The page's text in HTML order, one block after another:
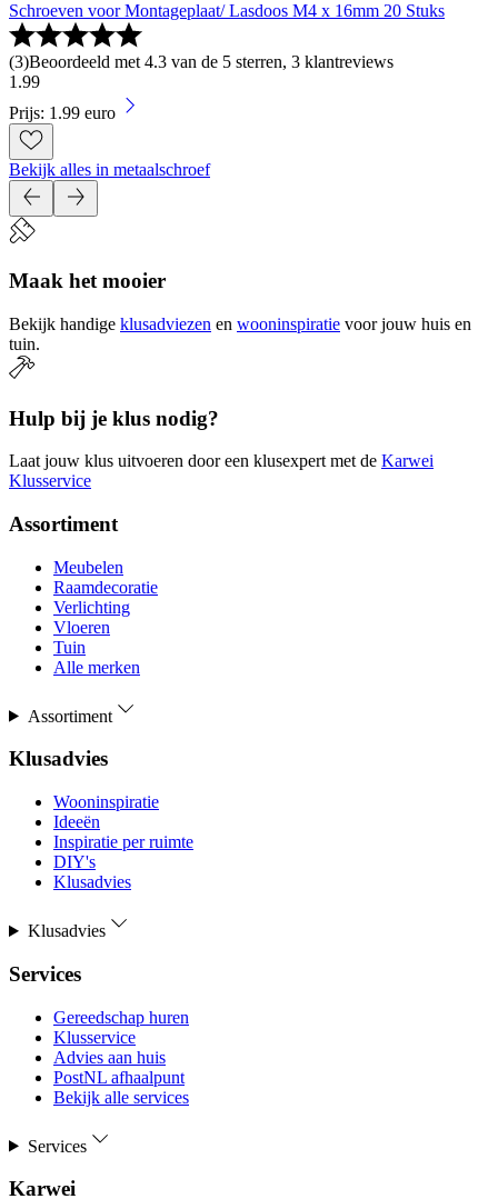
Schroeven voor Montageplaat/ Lasdoos M4 x 16mm 20 Stuks
(3)Beoordeeld met 4.3 van de 5 sterren, 3 klantreviews
1 .99
Prijs: 1.99 euro
Bekijk alles in metaalschroef
Maak het mooier
Bekijk handige klusadviezen en wooninspiratie voor jouw huis en
tuin.
Hulp bij je klus nodig?
Laat jouw klus uitvoeren door een klusexpert met de Karwei
Klusservice
Assortiment
Meubelen
Raamdecoratie
Verlichting
Vloeren
Tuin
Alle merken
Assortiment
Klusadvies
Wooninspiratie
Ideeën
Inspiratie per ruimte
DIY's
Klusadvies
Klusadvies
Services
Gereedschap huren
Klusservice
Advies aan huis
PostNL afhaalpunt
Bekijk alle services
Services
Karwei